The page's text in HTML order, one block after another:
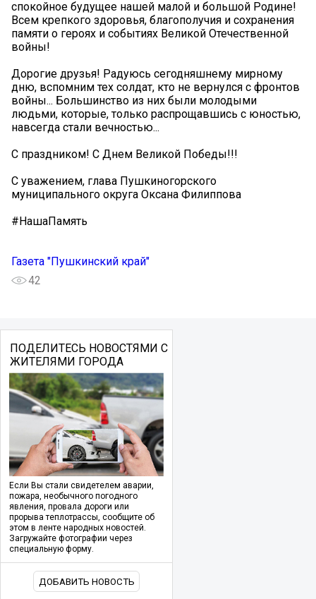
спокойное будущее нашей малой и большой Родине!
Всем крепкого здоровья, благополучия и сохранения
памяти о героях и событиях Великой Отечественной
войны!
Дорогие друзья! Радуюсь сегодняшнему мирному
дню, вспомним тех солдат, кто не вернулся с фронтов
войны... Большинство из них были молодыми
людьми, которые, только распрощавшись с юностью,
навсегда стали вечностью...
С праздником! С Днем Великой Победы!!!
С уважением, глава Пушкиногорского
муниципального округа Оксана Филиппова
#НашаПамять
Газета "Пушкинский край"
42
ПОДЕЛИТЕСЬ НОВОСТЯМИ С
ЖИТЕЛЯМИ ГОРОДА
Если Вы стали свидетелем аварии,
пожара, необычного погодного
явления, провала дороги или
прорыва теплотрассы, сообщите об
этом в ленте народных новостей.
Загружайте фотографии через
специальную форму.
ДОБАВИТЬ НОВОСТЬ